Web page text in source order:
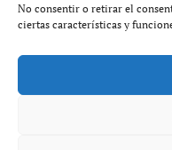
No consentir o retirar el
ciertas características y
Política de privacidad
Copyright © All